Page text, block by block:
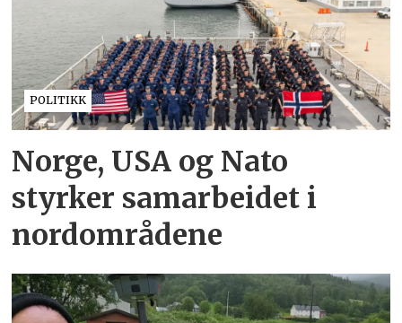
POLITIKK
Norge, USA og Nato
styrker samarbeidet i
nordområdene